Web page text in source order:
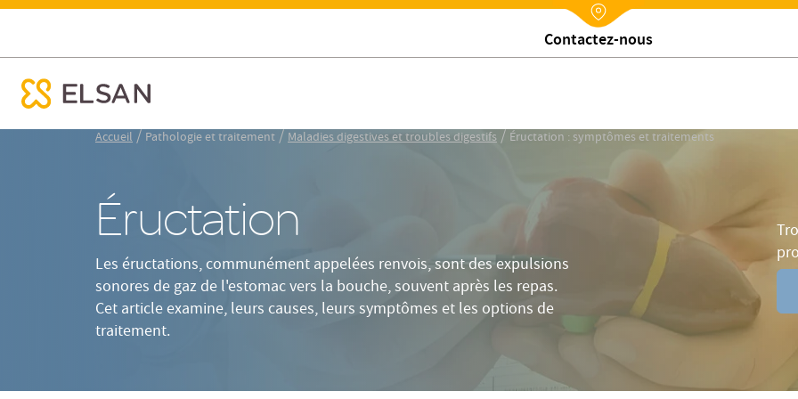
Nx:Aller
Nx:Annuaire
Trouver un établissement
Éructation : symptômes et traitements
menu mobile
Accueil/ Pathologie et traitement/Maladies digestives et troubles digestifs/ Éructation : symptômes et traitements
Éructation
Les éructations, communément appelées renvois, sont des expulsions
sonores de gaz de l'estomac vers la bouche, souvent après les repas.
Cet article examine, leurs causes, leurs symptômes et les options de
traitement.
Quel diagnostic en cas d'éructations fréquentes ?